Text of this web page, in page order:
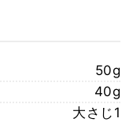
50g
40g
大さじ1